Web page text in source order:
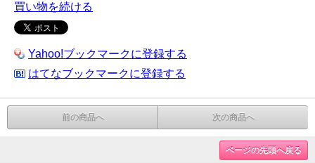
買い物を続ける
Yahoo!ブックマークに登録する
はてなブックマークに登録する
前の商品へ 次の商品へ
ページの先頭へ戻る